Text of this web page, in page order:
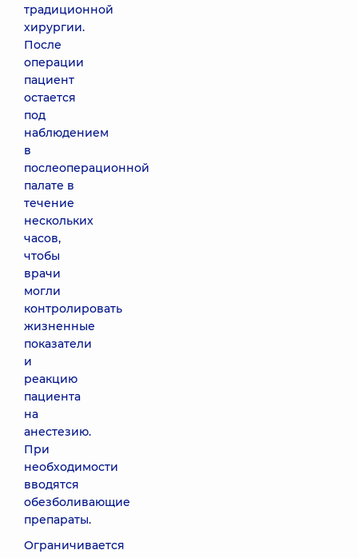
традиционной
хирургии.
После
операции
пациент
остается
под
наблюдением
в
послеоперационной
палате в
течение
нескольких
часов,
чтобы
врачи
могли
контролировать
жизненные
показатели
и
реакцию
пациента
на
анестезию.
При
необходимости
вводятся
обезболивающие
препараты.
Ограничивается